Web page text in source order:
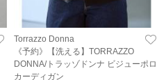
Torrazzo Donna
《予約》【洗える】TORRAZZO
DONNA/トラッゾドンナ ビジューポロ
カーディガン